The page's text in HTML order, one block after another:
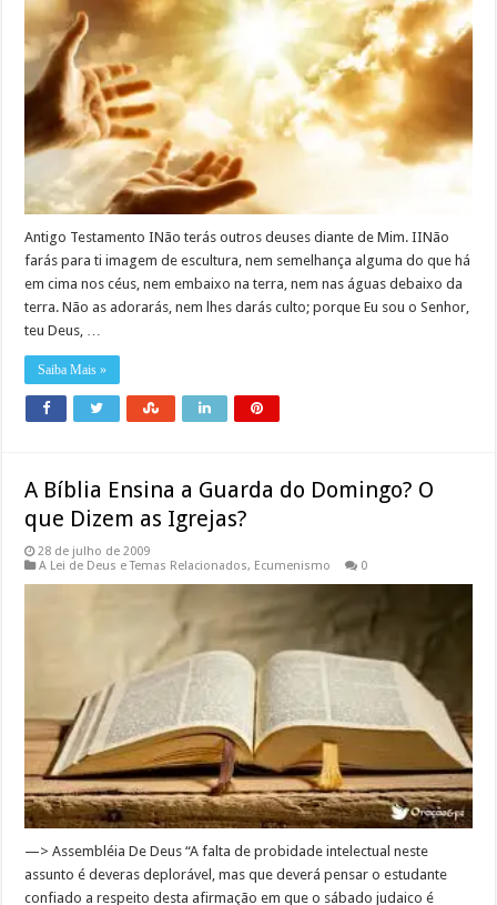
Antigo Testamento INão terás outros deuses diante de Mim. IINão
farás para ti imagem de escultura, nem semelhança alguma do que há
em cima nos céus, nem embaixo na terra, nem nas águas debaixo da
terra. Não as adorarás, nem lhes darás culto; porque Eu sou o Senhor,
teu Deus, …
Saiba Mais »
A Bíblia Ensina a Guarda do Domingo? O
que Dizem as Igrejas?
28 de julho de 2009
A Lei de Deus e Temas Relacionados, Ecumenismo 0
—> Assembléia De Deus “A falta de probidade intelectual neste
assunto é deveras deplorável, mas que deverá pensar o estudante
confiado a respeito desta afirmação em que o sábado judaico é